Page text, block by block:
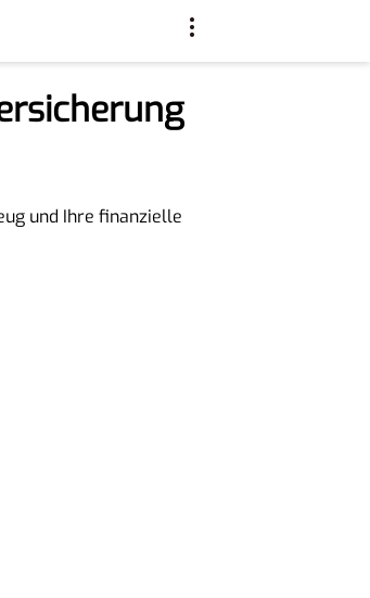
und Ihre finanzielle